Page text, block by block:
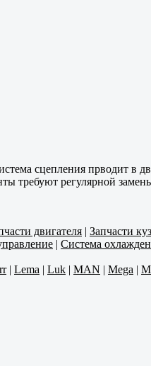
сцепления прводит
требуют регулярной
двигателя | Запчасти
| Система
| Lema | Luk | MAN | Mega |